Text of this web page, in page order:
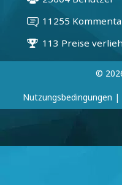
©
Nutzungsbedingungen |